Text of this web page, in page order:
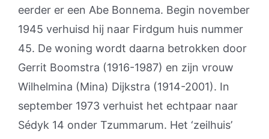
eerder er een Abe Bonnema. Begin november
1945 verhuisd hij naar Firdgum huis nummer
45. De woning wordt daarna betrokken door
Gerrit Boomstra (1916-1987) en zijn vrouw
Wilhelmina (Mina) Dijkstra (1914-2001). In
september 1973 verhuist het echtpaar naar
Sédyk 14 onder Tzummarum. Het ‘zeilhuis’